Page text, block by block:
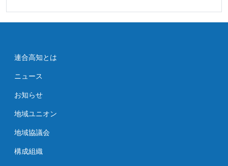
連合高知とは
ニュース
お知らせ
地域ユニオン
地域協議会
構成組織